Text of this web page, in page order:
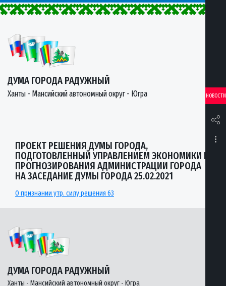
ДУМА ГОРОДА РАДУЖНЫЙ
Ханты - Мансийский автономный округ - Югра НОВОСТИ
ПРОЕКТ РЕШЕНИЯ ДУМЫ ГОРОДА,
ПОДГОТОВЛЕННЫЙ УПРАВЛЕНИЕМ ЭКОНОМИКИ И
ПРОГНОЗИРОВАНИЯ АДМИНИСТРАЦИИ ГОРОДА
НА ЗАСЕДАНИЕ ДУМЫ ГОРОДА 25.02.2021
О признании утр. силу решения 63
ДУМА ГОРОДА РАДУЖНЫЙ
Ханты - Мансийский автономный округ - Югра